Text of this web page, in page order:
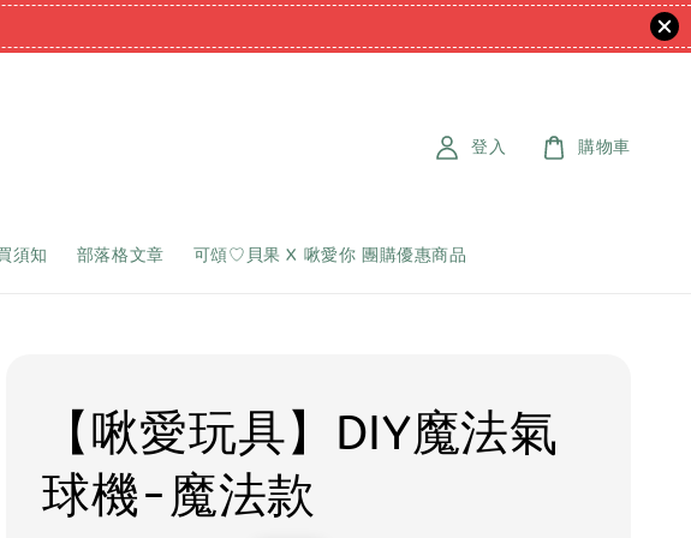
須知 部落格文章 可頌♡貝果 X 啾愛你 團購優惠商品
登入 購物車
【啾愛玩具】DIY魔法氣
球機-魔法款